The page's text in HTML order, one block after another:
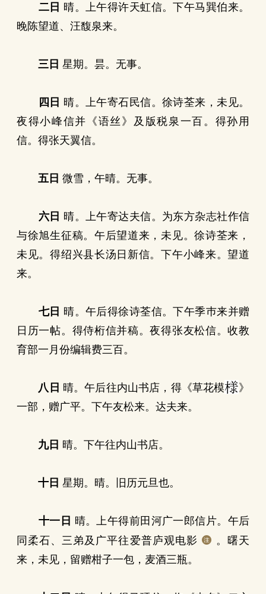
二日 晴。上午得许天虹信。下午马巽伯来。
晚陈望道、汪馥泉来。
三日 星期。昙。无事。
四日 晴。上午寄石民信。徐诗荃来，未见。
夜得小峰信并《语丝》及版税泉一百。得孙用
信。得张天翼信。
五日 微雪，午晴。无事。
六日 晴。上午寄达夫信。为东方杂志社作信
与徐旭生征稿。午后望道来，未见。徐诗荃来，
未见。得绍兴县长汤日新信。下午小峰来。望道
来。
七日 晴。午后得徐诗荃信。下午季巿来并赠
日历一帖。得侍桁信并稿。夜得张友松信。收教
育部一月份编辑费三百。
八日 晴。午后往内山书店，得《草花模
》
一部，赠广平。下午友松来。达夫来。
九日 晴。下午往内山书店。
十日 星期。晴。旧历元旦也。
十一日 晴。上午得前田河广一郎信片。午后
同柔石、三弟及广平往爱普庐观电影
。曙天
来，未见，留赠柑子一包，麦酒三瓶。